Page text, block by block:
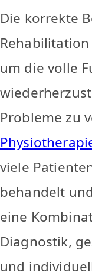
Die korrekte
um die volle
Probleme zu
viele
behandelt
eine
Diagnostik,
und